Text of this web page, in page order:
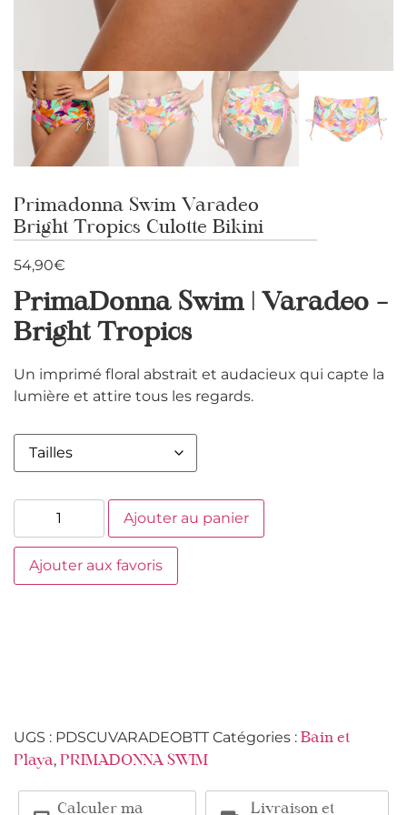
Primadonna Swim Varadeo
Bright Tropics Culotte Bikini
54,90€
PrimaDonna Swim | Varadeo –
Bright Tropics
Un imprimé floral abstrait et audacieux qui capte la
lumière et attire tous les regards.
Ajouter au panier
Ajouter aux favoris
UGS : PDSCUVARADEOBTT Catégories : Bain et
Playa, PRIMADONNA SWIM
Calculer ma Livraison et